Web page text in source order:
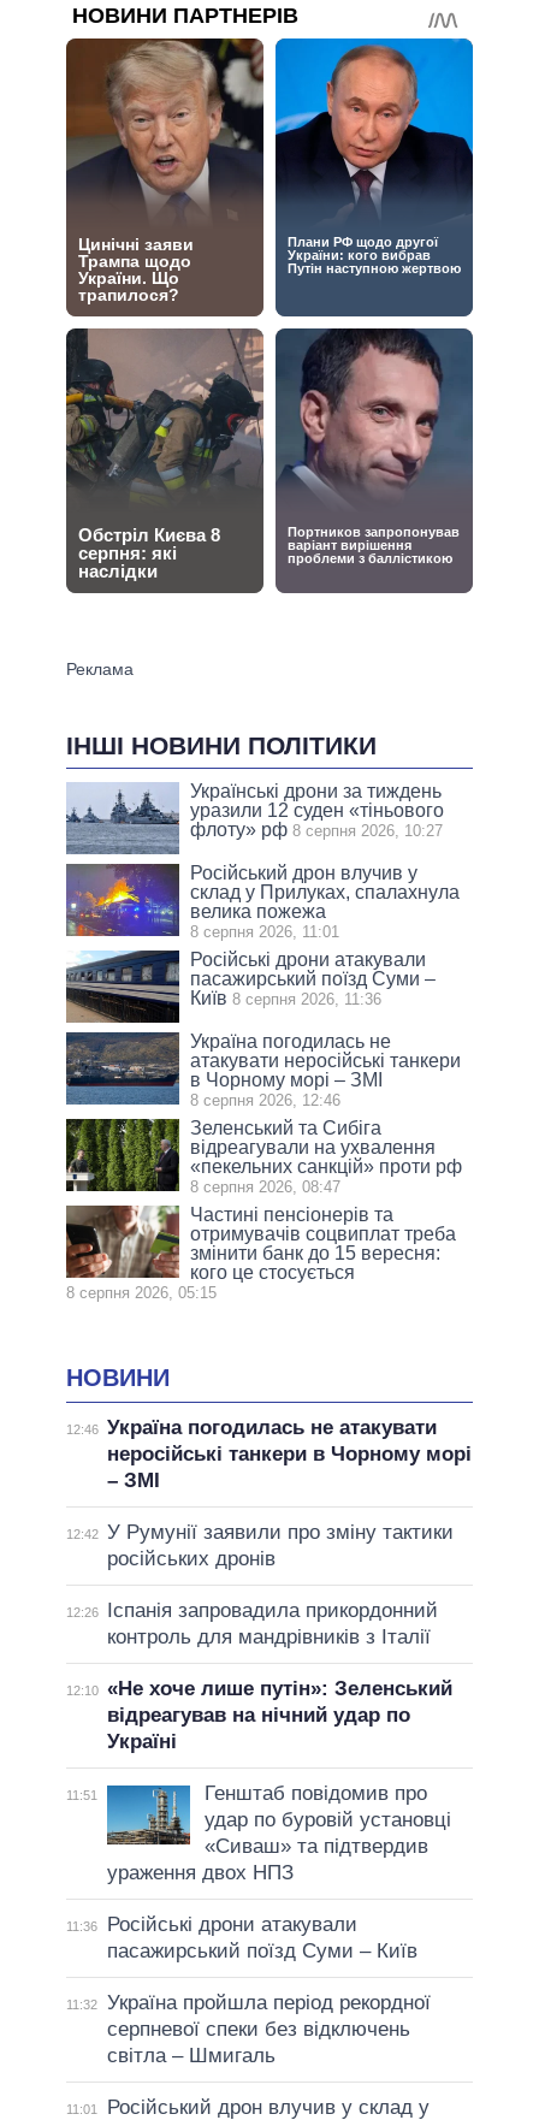
ІНШІ НОВИНИ ПОЛІТИКИ
Українські дрони за тиждень
уразили 12 суден «тіньового
флоту» рф 8 серпня 2026, 10:27
Російський дрон влучив у
склад у Прилуках, спалахнула
велика пожежа
8 серпня 2026, 11:01
Російські дрони атакували
пасажирський поїзд Суми –
Київ 8 серпня 2026, 11:36
Україна погодилась не
атакувати неросійські танкери
в Чорному морі – ЗМІ
8 серпня 2026, 12:46
Зеленський та Сибіга
відреагували на ухвалення
«пекельних санкцій» проти рф
8 серпня 2026, 08:47
Частині пенсіонерів та
отримувачів соцвиплат треба
змінити банк до 15 вересня:
кого це стосується
8 серпня 2026, 05:15
НОВИНИ
12:46 Україна погодилась не атакувати
неросійські танкери в Чорному морі
– ЗМІ
12:42 У Румунії заявили про зміну тактики
російських дронів
12:26
Іспанія запровадила прикордонний
контроль для мандрівників з Італії
12:10 «Не хоче лише путін»: Зеленський
відреагував на нічний удар по
Україні
11:51
Генштаб повідомив про
удар по буровій установці
«Сиваш» та підтвердив
ураження двох НПЗ
11:36
Російські дрони атакували
пасажирський поїзд Суми – Київ
11:32
Україна пройшла період рекордної
серпневої спеки без відключень
світла – Шмигаль
11:01
Російський дрон влучив у склад у